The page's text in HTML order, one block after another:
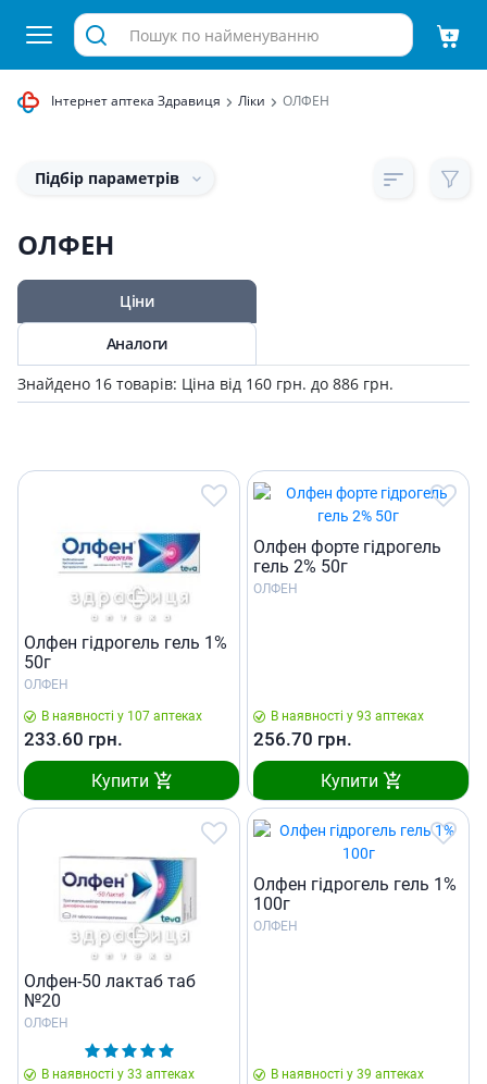
Інтернет аптека Здравиця Ліки ОЛФЕН
Підбір параметрів
ОЛФЕН
Ціни
Аналоги
Знайдено 16 товарів: Ціна від 160 грн. до 886 грн.
Олфен гідрогель гель 1%
50г
ОЛФЕН
В наявності у 107 аптеках
233.60 грн.
Купити
Олфен форте гідрогель
гель 2% 50г
ОЛФЕН
В наявності у 93 аптеках
256.70 грн.
Купити
Олфен-50 лактаб таб
№20
ОЛФЕН
В наявності у 33 аптеках
Олфен гідрогель гель 1%
100г
ОЛФЕН
В наявності у 39 аптеках